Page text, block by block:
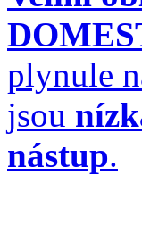
plynule
jsou
nástup.